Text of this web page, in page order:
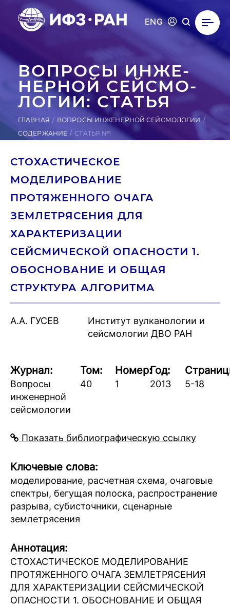
ENG
ВОПРОСЫ ИН­ЖЕ­
НЕР­НОЙ СЕЙ­СМО­
ЛОГИИ: СТАТЬЯ
ГЛАВНАЯ
ВОПРОСЫ ИНЖЕНЕРНОЙ СЕЙСМОЛОГИИ
СОДЕРЖАНИЕ
СТАТЬЯ №1
СТОХАСТИЧЕСКОЕ
МОДЕЛИРОВАНИЕ
ПРОТЯЖЕННОГО ОЧАГА
ЗЕМЛЕТРЯСЕНИЯ ДЛЯ
ХАРАКТЕРИЗАЦИИ
СЕЙСМИЧЕСКОЙ ОПАСНОСТИ 1.
ОБОСНОВАНИЕ И ОБЩАЯ
СТРУКТУРА АЛГОРИТМА
А.А. ГУСЕВ
Институт вулканологии и
сейсмологии ДВО РАН
Журнал:
Вопросы
инженерной
сейсмологии
Том:
40
Номер:
1
Год:
2013 5-18
Показать библиографическую ссылку
Ключевые слова:
моделирование, расчетная схема, очаговые
спектры, бегущая полоска, распространение
разрыва, субисточники, сценарные
землетрясения
Аннотация:
СТОХАСТИЧЕСКОЕ МОДЕЛИРОВАНИЕ
ПРОТЯЖЕННОГО ОЧАГА ЗЕМЛЕТРЯСЕНИЯ
ДЛЯ ХАРАКТЕРИЗАЦИИ СЕЙСМИЧЕСКОЙ
ОПАСНОСТИ 1. ОБОСНОВАНИЕ И ОБЩАЯ